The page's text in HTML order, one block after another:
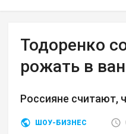
Тодоренко
рожать в
Россияне считают,
ШОУ-БИЗНЕС